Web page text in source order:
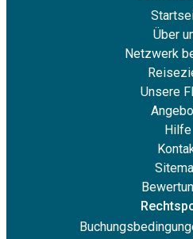
Über
Netzwerk
Unsere
Hilfe